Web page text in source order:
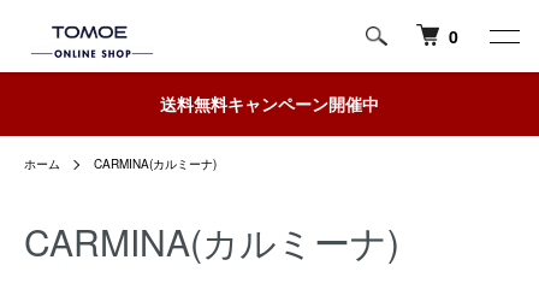
0
送料無料キャンペーン開催中
ホーム CARMINA(カルミーナ)
CARMINA(カルミーナ)